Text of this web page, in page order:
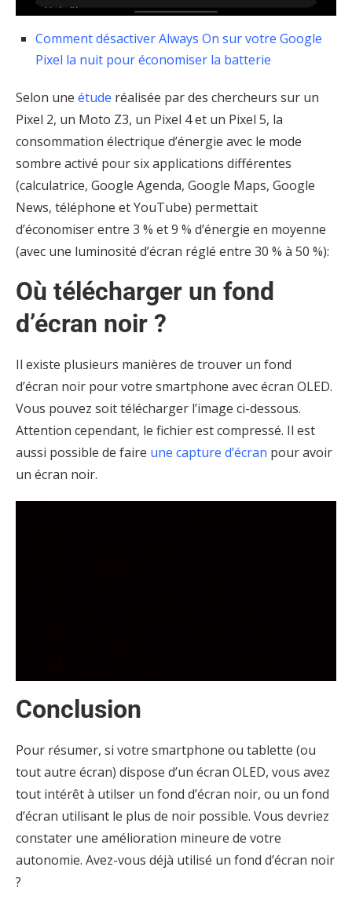
Comment désactiver Always On sur votre Google
Pixel la nuit pour économiser la batterie
Selon une étude réalisée par des chercheurs sur un
Pixel 2, un Moto Z3, un Pixel 4 et un Pixel 5, la
consommation électrique d’énergie avec le mode
sombre activé pour six applications différentes
(calculatrice, Google Agenda, Google Maps, Google
News, téléphone et YouTube) permettait
d’économiser entre 3 % et 9 % d’énergie en moyenne
(avec une luminosité d’écran réglé entre 30 % à 50 %):
Où télécharger un fond
d’écran noir ?
Il existe plusieurs manières de trouver un fond
d’écran noir pour votre smartphone avec écran OLED.
Vous pouvez soit télécharger l’image ci-dessous.
Attention cependant, le fichier est compressé. Il est
aussi possible de faire une capture d’écran pour avoir
un écran noir.
Conclusion
Pour résumer, si votre smartphone ou tablette (ou
tout autre écran) dispose d’un écran OLED, vous avez
tout intérêt à utilser un fond d’écran noir, ou un fond
d’écran utilisant le plus de noir possible. Vous devriez
constater une amélioration mineure de votre
autonomie. Avez-vous déjà utilisé un fond d’écran noir
?